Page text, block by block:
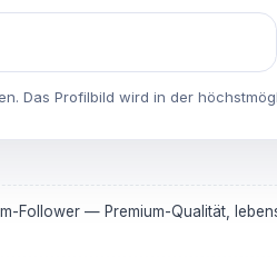
Das Profilbild wird in der
Follower — Premium-Qualität,